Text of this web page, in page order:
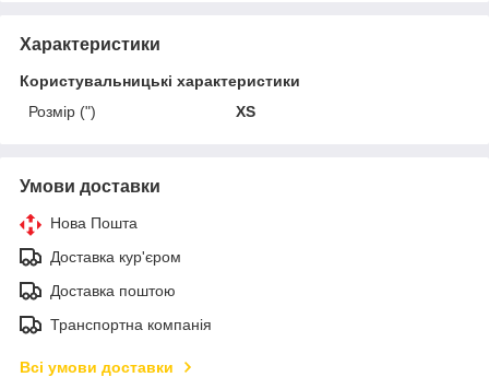
Характеристики
Користувальницькі характеристики
Розмір (")
XS
Умови доставки
Нова Пошта
Доставка кур'єром
Доставка поштою
Транспортна компанія
Всі умови доставки